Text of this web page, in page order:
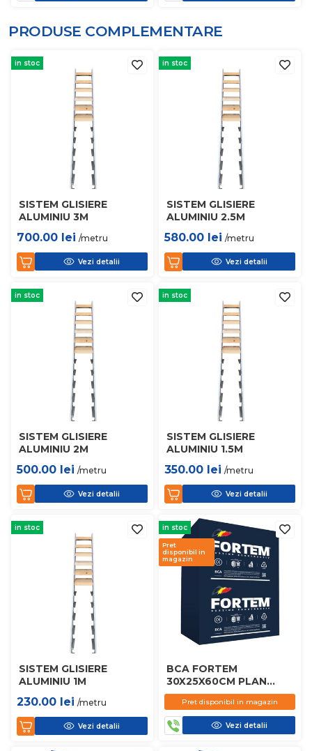
PRODUSE COMPLEMENTARE
in stoc
SISTEM GLISIERE
ALUMINIU 3M
700.00 lei /metru
Vezi detalii
in stoc
SISTEM GLISIERE
ALUMINIU 2.5M
580.00 lei /metru
Vezi detalii
in stoc
SISTEM GLISIERE
ALUMINIU 2M
500.00 lei /metru
Vezi detalii
in stoc
SISTEM GLISIERE
ALUMINIU 1.5M
350.00 lei /metru
Vezi detalii
in stoc
SISTEM GLISIERE
ALUMINIU 1M
230.00 lei /metru
Vezi detalii
in stoc
Pret
disponibil in
magazin
BCA FORTEM
30X25X60CM PLAN
D450
Pret disponibil in magazin
Vezi detalii